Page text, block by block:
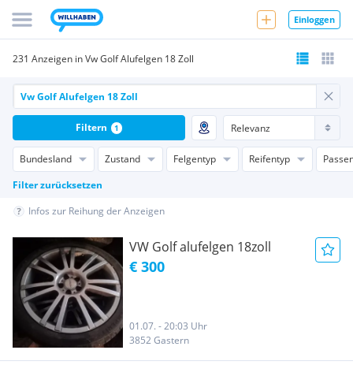
Einloggen
231 Anzeigen in Vw Golf Alufelgen 18 Zoll
Bundesland Zustand Felgentyp Reifentyp
Filter zurücksetzen
Filtern 1
Infos zur Reihung der Anzeigen
VW Golf alufelgen 18zoll
€ 300
01.07. - 20:03 Uhr
3852 Gastern